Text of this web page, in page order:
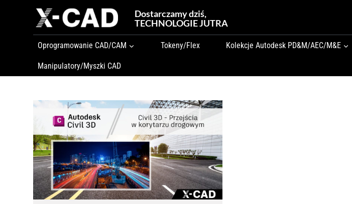
Dostarczamy dziś,
TECHNOLOGIE JUTRA
Oprogramowanie CAD/CAM Tokeny/Flex Kolekcje Autodesk PD&M/AEC/M&E
Manipulatory/Myszki CAD